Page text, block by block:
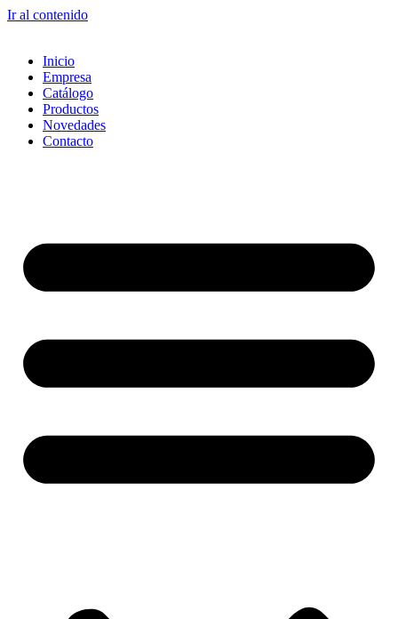
Ir al contenido
Inicio
Empresa
Catálogo
Productos
Novedades
Contacto